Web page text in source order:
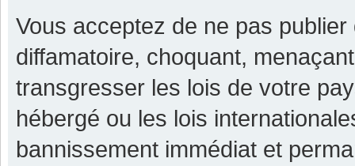
Vous acceptez de ne pas
diffamatoire, choquant,
transgresser les lois de votre
hébergé ou les lois
bannissement immédiat et